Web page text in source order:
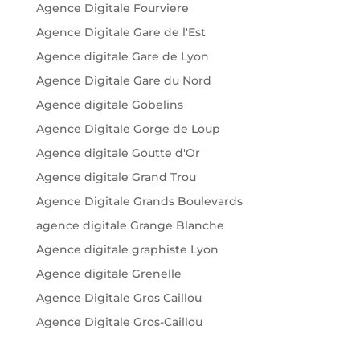
Agence Digitale Fourviere
Agence Digitale Gare de l'Est
Agence digitale Gare de Lyon
Agence Digitale Gare du Nord
Agence digitale Gobelins
Agence Digitale Gorge de Loup
Agence digitale Goutte d'Or
Agence digitale Grand Trou
Agence Digitale Grands Boulevards
agence digitale Grange Blanche
Agence digitale graphiste Lyon
Agence digitale Grenelle
Agence Digitale Gros Caillou
Agence Digitale Gros-Caillou